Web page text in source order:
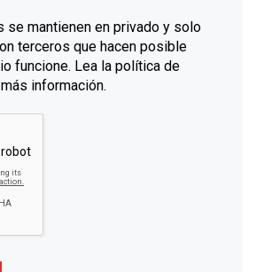
se mantienen en privado y solo
terceros que hacen posible
funcione. Lea la política de
información.